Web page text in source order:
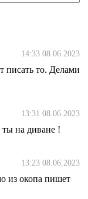
14:33 08.06.2023
писать то. Делами
13:31 08.06.2023
ты на диване !
13:23 08.06.2023
из окопа пишет